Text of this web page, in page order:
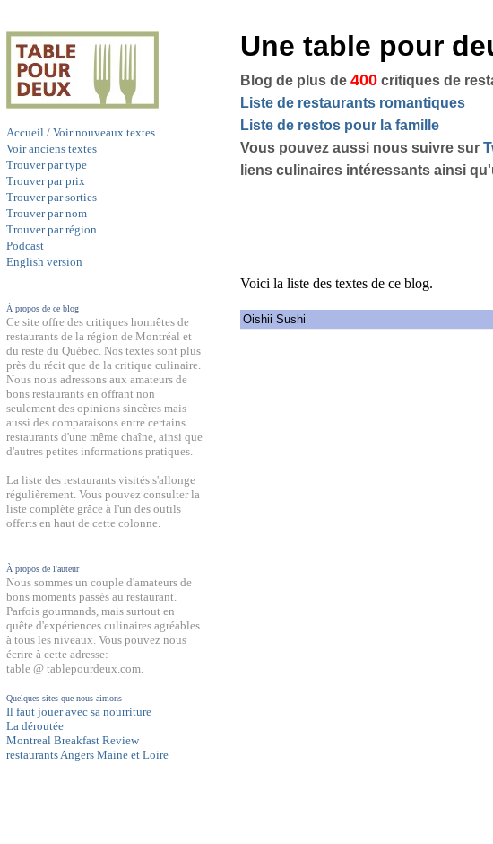
Accueil / Voir nouveaux textes
Voir anciens textes
Trouver par type
Trouver par prix
Trouver par sorties
Trouver par nom
Trouver par région
Podcast
English version
À propos de ce blog
Ce site offre des critiques honnêtes de
restaurants de la région de Montréal et
du reste du Québec. Nos textes sont plus
près du récit que de la critique culinaire.
Nous nous adressons aux amateurs de
bons restaurants en offrant non
seulement des opinions sincères mais
aussi des comparaisons entre certains
restaurants d'une même chaîne, ainsi que
d'autres petites informations pratiques.
La liste des restaurants visités s'allonge
régulièrement. Vous pouvez consulter la
liste complète grâce à l'un des outils
offerts en haut de cette colonne.
À propos de l'auteur
Nous sommes un couple d'amateurs de
bons moments passés au restaurant.
Parfois gourmands, mais surtout en
quête d'expériences culinaires agréables
à tous les niveaux. Vous pouvez nous
écrire à cette adresse:
table @ tablepourdeux.com.
Quelques sites que nous aimons
Il faut jouer avec sa nourriture
La déroutée
Montreal Breakfast Review
restaurants Angers Maine et Loire
Une table pour
Blog de plus de 400 critiques de
Liste de restaurants romantiques
Liste de restos pour la famille
Vous pouvez aussi nous suivre sur
liens culinaires intéressants ainsi
Voici la liste des textes de ce blog.
Oishii Sushi